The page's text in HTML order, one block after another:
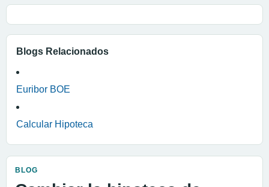
Blogs Relacionados
Euribor BOE
Calcular Hipoteca
BLOG